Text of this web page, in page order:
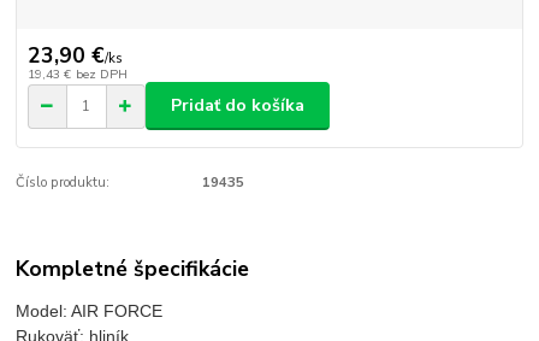
23,90 €/ks
19,43 € bez DPH
Pridať do košíka
Číslo produktu: 19435
Kompletné špecifikácie
Model: AIR FORCE
Rukoväť: hliník